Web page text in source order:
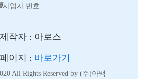
사업자 번호:
제작자 : 아로스
이지 : 바로가기
All Rights Reserved by (주)아백